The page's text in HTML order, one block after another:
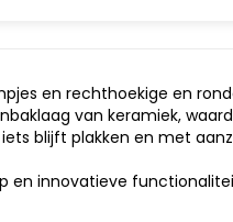
en rechthoekige en
van keramiek,
blijft plakken en met
en innovatieve